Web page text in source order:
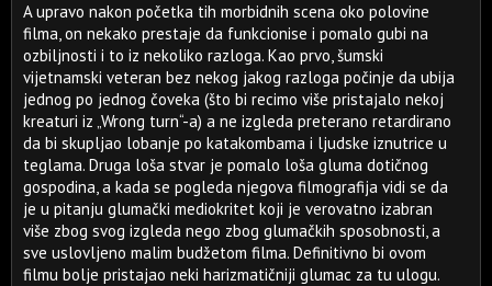
A upravo nakon početka tih morbidnih scena oko polovine
filma, on nekako prestaje da funkcionise i pomalo gubi na
ozbiljnosti i to iz nekoliko razloga. Kao prvo, šumski
vijetnamski veteran bez nekog jakog razloga počinje da ubija
jednog po jednog čoveka (što bi recimo više pristajalo nekoj
kreaturi iz „Wrong turn“-a) a ne izgleda preterano retardirano
da bi skupljao lobanje po katakombama i ljudske iznutrice u
teglama. Druga loša stvar je pomalo loša gluma dotičnog
gospodina, a kada se pogleda njegova filmografija vidi se da
je u pitanju glumački mediokritet koji je verovatno izabran
više zbog svog izgleda nego zbog glumačkih sposobnosti, a
sve uslovljeno malim budžetom filma. Definitivno bi ovom
filmu bolje pristajao neki harizmatičniji glumac za tu ulogu.